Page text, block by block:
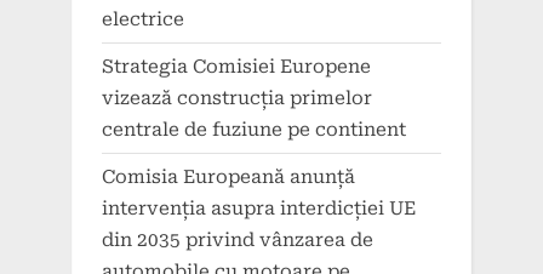
electrice
Strategia Comisiei Europene
vizează construcția primelor
centrale de fuziune pe continent
Comisia Europeană anunță
intervenția asupra interdicției UE
din 2035 privind vânzarea de